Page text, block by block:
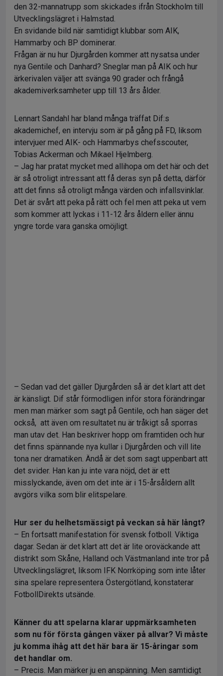
den 32-mannatrupp som skickades ifrån Stockholm till
Utvecklingslägret i Halmstad.
En svidande bild när samtidigt klubbar som AIK,
Hammarby och BP dominerar.
Frågan är nu hur Djurgården kommer att nysatsa under
nya Gentile och Danhard? Sneglar man på AIK och hur
ärkerivalen väljer att svänga 90 grader och frångå
akademiverksamheter upp till 13 års ålder.
Lennart Sandahl har bland många träffat Dif:s
akademichef, en intervju som är på gång på FD, liksom
intervjuer med AIK- och Hammarbys chefsscouter,
Tobias Ackerman och Mikael Hjelmberg.
– Jag har pratat mycket med allihopa om det här och det
är så otroligt intressant att få deras syn på detta, därför
att det finns så otroligt många värden och infallsvinklar.
Det är svårt att peka på rätt och fel men att peka ut vem
som kommer att lyckas i 11-12 års åldern eller ännu
yngre torde vara ganska omöjligt.
– Sedan vad det gäller Djurgården så är det klart att det
är känsligt. Dif står förmodligen inför stora förändringar
men man märker som sagt på Gentile, och han säger det
också, att även om resultatet nu är tråkigt så sporras
man utav det. Han beskriver hopp om framtiden och hur
det finns spännande nya kullar i Djurgården och vill lite
tona ner dramatiken. Ändå är det som sagt uppenbart att
det svider. Han kan ju inte vara nöjd, det är ett
misslyckande, även om det inte är i 15-årsåldern allt
avgörs vilka som blir elitspelare.
Hur ser du helhetsmässigt på veckan så här långt?
– En fortsatt manifestation för svensk fotboll. Viktiga
dagar. Sedan är det klart att det är lite oroväckande att
distrikt som Skåne, Halland och Västmanland inte tror på
Utvecklingslägret, liksom IFK Norrköping som inte låter
sina spelare representera Östergötland, konstaterar
FotbollDirekts utsände.
Känner du att spelarna klarar uppmärksamheten
som nu för första gången växer på allvar? Vi måste
ju komma ihåg att det här bara är 15-åringar som
det handlar om.
– Precis. Man märker ju en anspänning. Men samtidigt